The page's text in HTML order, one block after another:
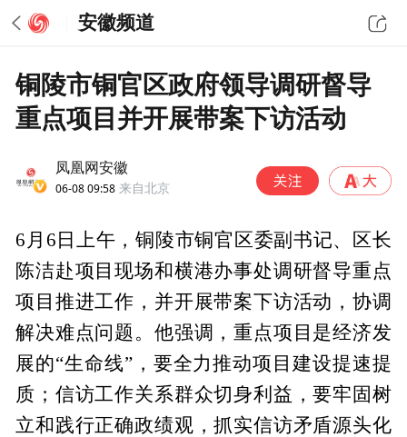
安徽频道
铜陵市铜官区政府领导调研督导
重点项目并开展带案下访活动
凤凰网安徽
06-08 09:58 来自北京
6月6日上午，铜陵市铜官区委副书记、区长
陈洁赴项目现场和横港办事处调研督导重点
项目推进工作，并开展带案下访活动，协调
解决难点问题。他强调，重点项目是经济发
展的“生命线”，要全力推动项目建设提速提
质；信访工作关系群众切身利益，要牢固树
立和践行正确政绩观，抓实信访矛盾源头化